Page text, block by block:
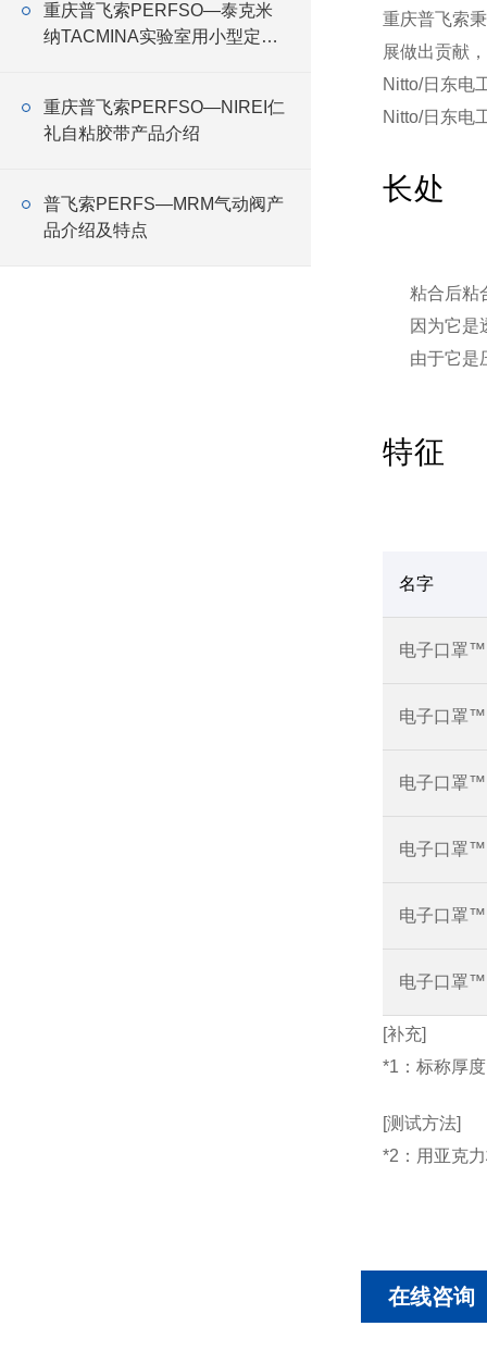
重庆普飞索PERFSO—泰克米
纳TACMINA实验室用小型定量
重庆普飞索PERFSO—NIREI仁
礼自粘胶带产品介绍
普飞索PERFS—MRM气动阀产
品介绍及特点
重庆普飞索
展做出贡献
Nitto/日东电
Nitto/日东电
长处
粘合后粘
因为它是
由于它是
特征
名字
电子口罩
电子口罩™
电子口罩™
电子口罩™
电子口罩
电子口罩
[补充]
*1：标称厚度
[测试方法]
*2：用亚克
在线咨询